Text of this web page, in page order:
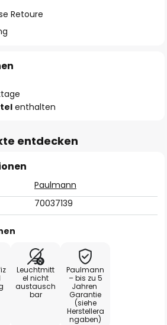
Retoure
enthalten
entdecken
Paulmann
70037139
Leuchtmitt
el nicht
austausch
bar
Paulmann
– bis zu 5
Jahren
Garantie
(siehe
Herstellera
ngaben)